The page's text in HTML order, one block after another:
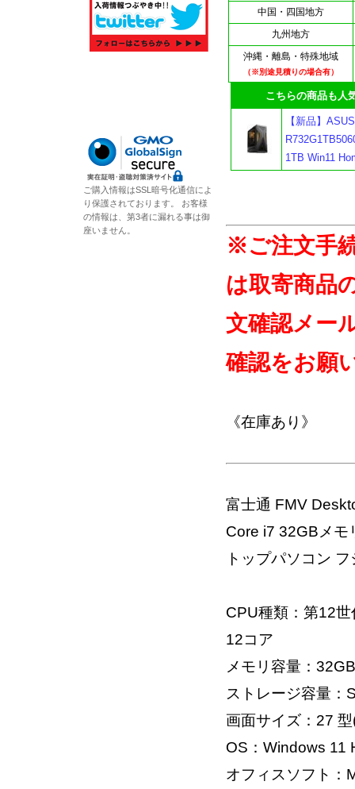
中国・四国地方
九州地方
沖縄・離島・特殊地域
（※別途見積りの場合有）
こちらの商品も人気
【新品】
1TB Win11
※ご注文手
は取寄商品
文確認メー
確認をお願
《在庫あり》
富士通 FMV
Core i7 32GBメモ
トップパソコン
CPU種類：第12
12コア
メモリ容量：32GB
ストレージ容量：
画面サイズ：27
OS：Windows 11
オフィスソフト：
ご購入情報はSSL暗号化通信によ
り保護されております。 お客様
の情報は、第3者に漏れる事は御
座いません。